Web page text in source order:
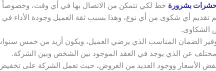
بشرورة خط لكي تتمكن من الاتصال بها في أي وقت، وخصوصاً
تقديم أي شكوى من أي نوع، وهذا بسبب ثقة العميل وجودة الأداء
الشكاوى.
الضمان المناسب الذي يرضي العميل، ويكون أزيد من خمس
عن الذي يوجد في العقد الموجود بين الشخص وبين الشركة.
الأسعار ووجود العديد من العروض، حيث تعمل الشركة على تخفيض